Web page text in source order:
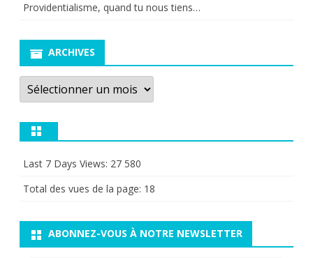
Providentialisme, quand tu nous tiens…
ARCHIVES
Archives
Last 7 Days Views: 27 580
Total des vues de la page: 18
ABONNEZ-VOUS À NOTRE NEWSLETTER